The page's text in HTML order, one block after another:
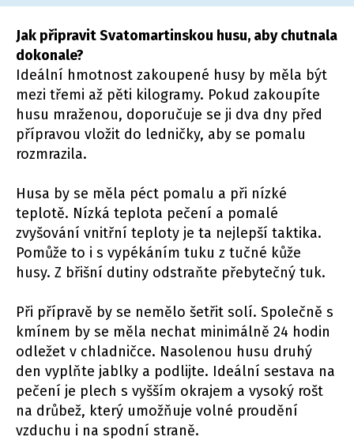
Jak připravit Svatomartinskou husu, aby chutnala
dokonale?
Ideální hmotnost zakoupené husy by měla být
mezi třemi až pěti kilogramy. Pokud zakoupíte
husu mraženou, doporučuje se ji dva dny před
přípravou vložit do ledničky, aby se pomalu
rozmrazila.
Husa by se měla péct pomalu a při nízké
teplotě. Nízká teplota pečení a pomalé
zvyšování vnitřní teploty je ta nejlepší taktika.
Pomůže to i s vypékáním tuku z tučné kůže
husy. Z břišní dutiny odstraňte přebytečný tuk.
Při přípravě by se nemělo šetřit solí. Společně s
kmínem by se měla nechat minimálně 24 hodin
odležet v chladničce. Nasolenou husu druhý
den vyplňte jablky a podlijte. Ideální sestava na
pečení je plech s vyšším okrajem a vysoký rošt
na drůbež, který umožňuje volné proudění
vzduchu i na spodní straně.